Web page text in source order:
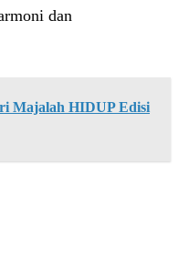
dan
Majalah HIDUP Edisi